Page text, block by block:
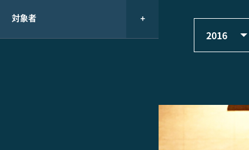
対象者
2016